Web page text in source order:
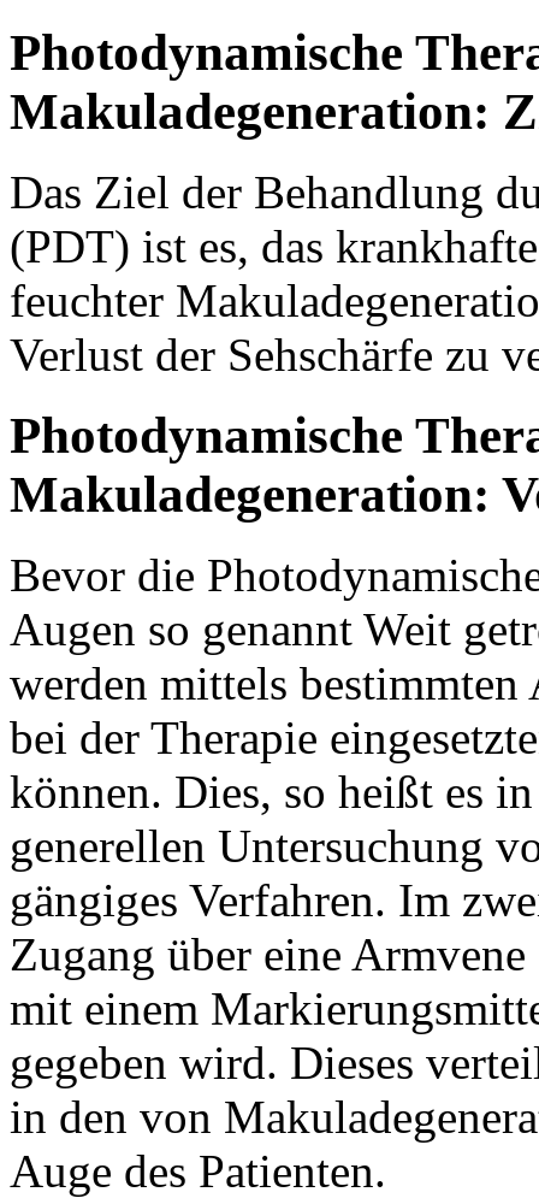
Photodynamische
Makuladegeneration:
Das Ziel der Behandlung
(PDT) ist es, das
feuchter
Verlust der Sehschärfe zu
Photodynamische
Makuladegeneration:
Bevor die
Augen so genannt Weit
werden mittels
bei der Therapie
können. Dies, so heißt es
generellen Untersuchung
gängiges Verfahren. Im
Zugang über eine
mit einem
gegeben wird. Dieses
in den von
Auge des Patienten.